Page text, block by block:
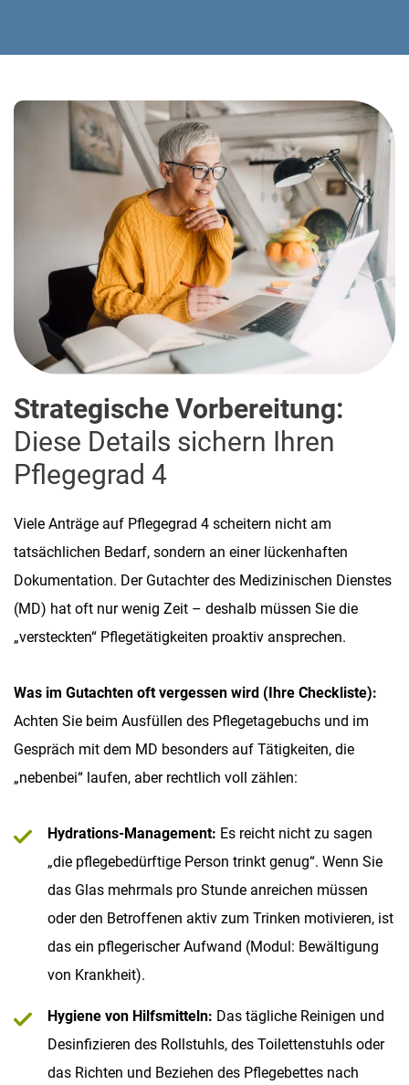
Strategische Vorbereitung:
Diese Details sichern Ihren
Pflegegrad 4
Viele Anträge auf Pflegegrad 4 scheitern nicht am
tatsächlichen Bedarf, sondern an einer lückenhaften
Dokumentation. Der Gutachter des Medizinischen Dienstes
(MD) hat oft nur wenig Zeit – deshalb müssen Sie die
„versteckten“ Pflegetätigkeiten proaktiv ansprechen.
Was im Gutachten oft vergessen wird (Ihre Checkliste):
Achten Sie beim Ausfüllen des Pflegetagebuchs und im
Gespräch mit dem MD besonders auf Tätigkeiten, die
„nebenbei“ laufen, aber rechtlich voll zählen:
Hydrations-Management: Es reicht nicht zu sagen
„die pflegebedürftige Person trinkt genug“. Wenn Sie
das Glas mehrmals pro Stunde anreichen müssen
oder den Betroffenen aktiv zum Trinken motivieren, ist
das ein pflegerischer Aufwand (Modul: Bewältigung
von Krankheit).
Hygiene von Hilfsmitteln: Das tägliche Reinigen und
Desinfizieren des Rollstuhls, des Toilettenstuhls oder
das Richten und Beziehen des Pflegebettes nach